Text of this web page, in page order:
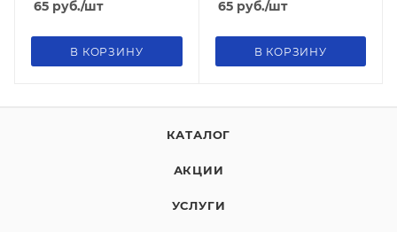
65 руб./шт
В КОРЗИНУ
65руб./шт
В КОРЗИНУ
КАТАЛОГ
АКЦИИ
УСЛУГИ